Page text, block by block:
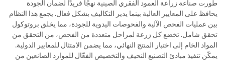
طورت صناعة زراعة العمود الفقري الصينية نهجًا فريدًا لضمان الجودة
يحافظ على المعايير العالية بينما يدير التكاليف بشكل فعال. يجمع هذا النظام
بين عمليات الفحص الآلية والفحوصات اليدوية للجودة، مما يخلق بروتوكول
تحقق شامل. تخضع كل زرعة لمراحل متعددة من الفحص، من التحقق من
المواد الخام إلى اختبار المنتج النهائي، مما يضمن الامتثال للمعايير الدولية.
يمكّن تنفيذ مبادئ التصنيع النحيف والتخصيص الفعّال للموارد الصانعين من